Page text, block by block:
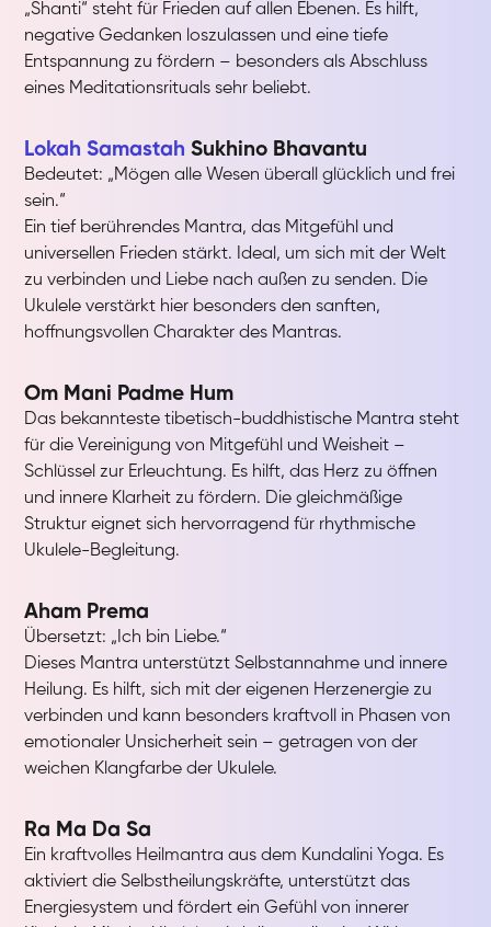
„Shanti“ steht für Frieden auf allen Ebenen. Es hilft,
negative Gedanken loszulassen und eine tiefe
Entspannung zu fördern – besonders als Abschluss
eines Meditationsrituals sehr beliebt.
Lokah Samastah Sukhino Bhavantu
Bedeutet: „Mögen alle Wesen überall glücklich und frei
sein.“
Ein tief berührendes Mantra, das Mitgefühl und
universellen Frieden stärkt. Ideal, um sich mit der Welt
zu verbinden und Liebe nach außen zu senden. Die
Ukulele verstärkt hier besonders den sanften,
hoffnungsvollen Charakter des Mantras.
Om Mani Padme Hum
Das bekannteste tibetisch-buddhistische Mantra steht
für die Vereinigung von Mitgefühl und Weisheit –
Schlüssel zur Erleuchtung. Es hilft, das Herz zu öffnen
und innere Klarheit zu fördern. Die gleichmäßige
Struktur eignet sich hervorragend für rhythmische
Ukulele-Begleitung.
Aham Prema
Übersetzt: „Ich bin Liebe.“
Dieses Mantra unterstützt Selbstannahme und innere
Heilung. Es hilft, sich mit der eigenen Herzenergie zu
verbinden und kann besonders kraftvoll in Phasen von
emotionaler Unsicherheit sein – getragen von der
weichen Klangfarbe der Ukulele.
Ra Ma Da Sa
Ein kraftvolles Heilmantra aus dem Kundalini Yoga. Es
aktiviert die Selbstheilungskräfte, unterstützt das
Energiesystem und fördert ein Gefühl von innerer